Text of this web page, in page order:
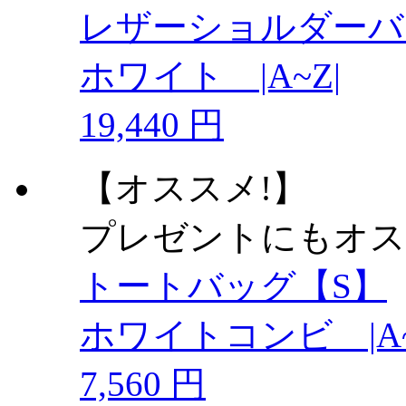
レザーショルダー
ホワイト |A~Z|
19,440 円
【オススメ!】
プレゼントにもオ
トートバッグ【S】
ホワイトコンビ
7,560 円